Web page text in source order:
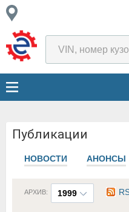
Публикации
НОВОСТИ АНОНСЫ
1999
АРХИВ: